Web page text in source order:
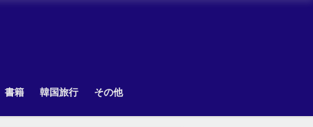
書籍 韓国旅行 その他